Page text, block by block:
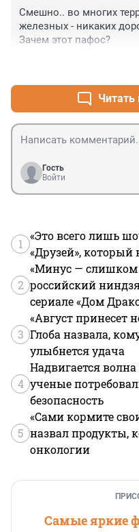
Смешно.. во многих
железных - никаких
Зачем этот пафос?
Читать
Гость
Войти
1
«Это всего лишь
«Друзей», который
2
«Минус — слишком
российский
сериале «Дом
3
«Август принесет
Глоба назвала,
улыбнется удача
4
Надвигается
ученые
безопасность
5
«Сами кормите
назвал продукты,
онкологии
Самые яркие